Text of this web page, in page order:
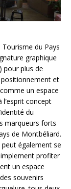
du Pays
graphique
pour plus de
et
un espace
concept
du
marqueurs forts
de Montbéliard.
peut également se
profiter
un espace
souvenirs